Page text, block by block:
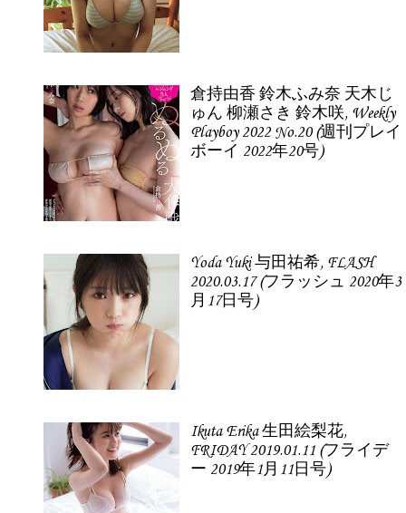
倉持由香 鈴木ふみ奈 天木じ
ゅん 柳瀬さき 鈴木咲, Weekly
Playboy 2022 No.20 (週刊プレイ
ボーイ 2022年20号)
Yoda Yuki 与田祐希, FLASH
2020.03.17 (フラッシュ 2020年3
月17日号)
Ikuta Erika 生田絵梨花,
FRIDAY 2019.01.11 (フライデ
ー 2019年1月11日号)